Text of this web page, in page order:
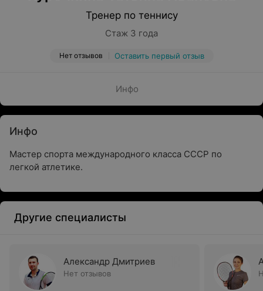
Тренер по теннису
Стаж 3 года
Нет отзывов Оставить первый отзыв
Инфо
Инфо
Мастер спорта международного класса СССР по
легкой атлетике.
Другие специалисты
Александр Дмитриев
Нет отзывов